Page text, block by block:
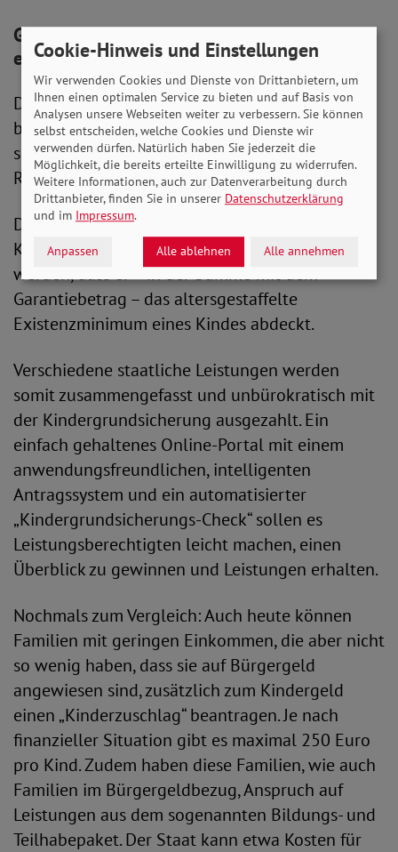
Gestaffelter Zusatzbeitrag ist
einkommensabhängig
Den zweiten Teil der Kindergrundsicherung
bildet ein altersgestaffelter Zusatzbeitrag. Hier
spielt die Höhe des Einkommens der Eltern eine
Rolle.
Der maximale Zusatzbetrag der
Kindergrundsicherung soll so festgesetzt
werden, dass er – in der Summe mit dem
Garantiebetrag – das altersgestaffelte
Existenzminimum eines Kindes abdeckt.
Verschiedene staatliche Leistungen werden
somit zusammengefasst und unbürokratisch mit
der Kindergrundsicherung ausgezahlt. Ein
einfach gehaltenes Online-Portal mit einem
anwendungsfreundlichen, intelligenten
Antragssystem und ein automatisierter
„Kindergrundsicherungs-Check“ sollen es
Leistungsberechtigten leicht machen, einen
Überblick zu gewinnen und Leistungen erhalten.
Nochmals zum Vergleich: Auch heute können
Familien mit geringen Einkommen, die aber nicht
so wenig haben, dass sie auf Bürgergeld
angewiesen sind, zusätzlich zum Kindergeld
einen „Kinderzuschlag“ beantragen. Je nach
finanzieller Situation gibt es maximal 250 Euro
pro Kind. Zudem haben diese Familien, wie auch
Familien im Bürgergeldbezug, Anspruch auf
Leistungen aus dem sogenannten Bildungs- und
Teilhabepaket. Der Staat kann etwa Kosten für
Cookie-Hinweis und Einstellungen
Wir verwenden Cookies und Dienste von Drittanbietern, um
Ihnen einen optimalen Service zu bieten und auf Basis von
Analysen unsere Webseiten weiter zu verbessern. Sie können
selbst entscheiden, welche Cookies und Dienste wir
verwenden dürfen. Natürlich haben Sie jederzeit die
Möglichkeit, die bereits erteilte Einwilligung zu widerrufen.
Weitere Informationen, auch zur Datenverarbeitung durch
Drittanbieter, finden Sie in unserer Datenschutzerklärung
und im Impressum.
Anpassen Alle ablehnen Alle annehmen